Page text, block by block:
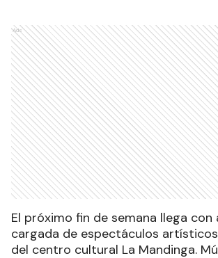
Ads
El próximo fin de semana llega con
cargada de espectáculos
del centro cultural La Mandinga.